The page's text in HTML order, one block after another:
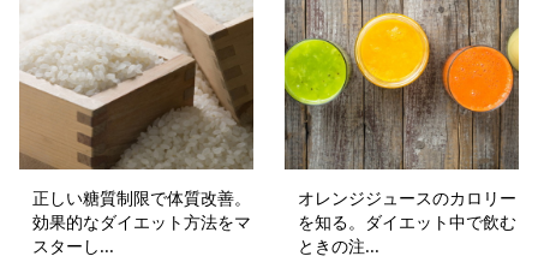
正しい糖質制限で体質改善。
効果的なダイエット方法をマ
スターし...
オレンジジュースのカロリー
を知る。ダイエット中で飲む
ときの注...